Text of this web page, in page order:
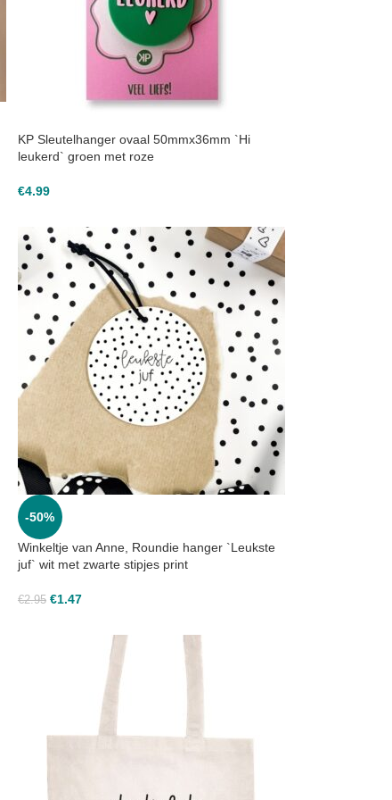
KP Sleutelhanger ovaal 50mmx36mm `Hi
leukerd` groen met roze
€4.99
-50%
Winkeltje van Anne, Roundie hanger `Leukste
juf` wit met zwarte stipjes print
€2.95 €1.47